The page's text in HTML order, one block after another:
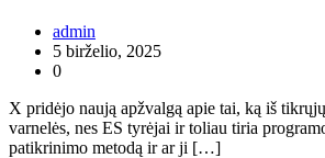
admin
5 birželio, 2025
0
X pridėjo naują apžvalgą apie tai, ką iš
varnelės, nes ES tyrėjai ir toliau tiria
patikrinimo metodą ir ar ji […]